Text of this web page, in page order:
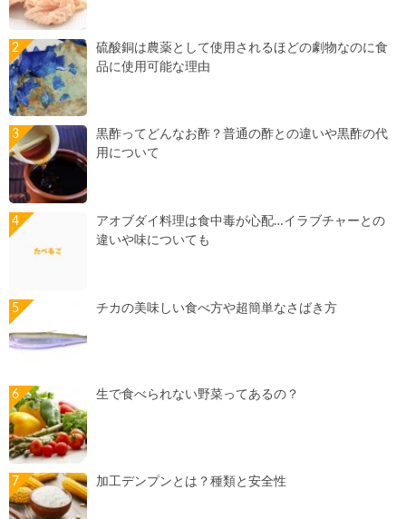
硫酸銅は農薬として使用されるほどの劇物なのに食
品に使用可能な理由
黒酢ってどんなお酢？普通の酢との違いや黒酢の代
用について
アオブダイ料理は食中毒が心配…イラブチャーとの
違いや味についても
チカの美味しい食べ方や超簡単なさばき方
生で食べられない野菜ってあるの？
加工デンプンとは？種類と安全性